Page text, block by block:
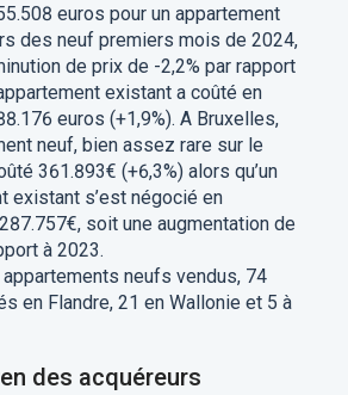
euros pour un appartement
des neuf premiers mois de 2024,
de prix de -2,2% par rapport
existant a coûté en
euros (+1,9%). A Bruxelles,
neuf, bien assez rare sur le
361.893€ (+6,3%) alors qu’un
existant s’est négocié en
soit une augmentation de
à 2023.
neufs vendus, 74
en Flandre, 21 en Wallonie et 5 à
des acquéreurs